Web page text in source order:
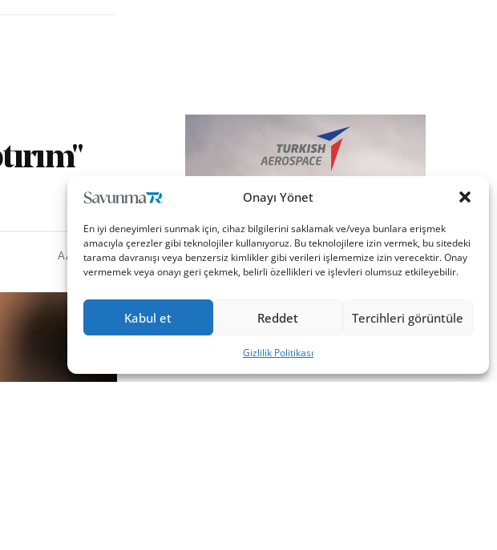
Onayı Yönet
En iyi deneyimleri sunmak için, cihaz bilgilerini saklamak ve/veya bunlara erişmek
amacıyla çerezler gibi teknolojiler kullanıyoruz. Bu teknolojilere izin vermek, bu sitedeki
tarama davranışı veya benzersiz kimlikler gibi verileri işlememize izin verecektir. Onay
vermemek veya onayı geri çekmek, belirli özellikleri ve işlevleri olumsuz etkileyebilir.
Kabul et Reddet Tercihleri görüntüle
Gizlilik Politikası
AA 0